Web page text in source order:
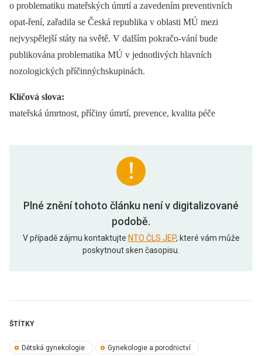
o problematiku mateřských úmrtí a zavedením preventivních
opat-ření, zařadila se Česká republika v oblasti MÚ mezi
nejvyspělejší státy na světě. V dalším pokračo-vání bude
publikována problematika MÚ v jednotlivých hlavních
nozologických příčinnýchskupinách.
Klíčová slova:
mateřská úmrtnost, příčiny úmrtí, prevence, kvalita péče
Plné znění tohoto článku není v digitalizované
podobě.
V případě zájmu kontaktujte NTO ČLS JEP, které vám může
poskytnout sken časopisu.
ŠTÍTKY
Dětská gynekologie Gynekologie a porodnictví